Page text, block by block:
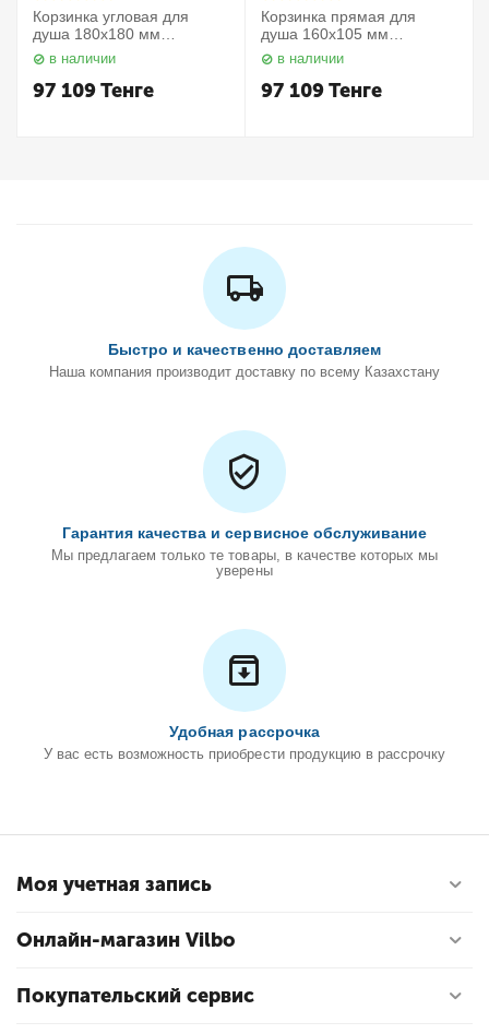
Корзинка угловая для
душа 180х180 мм
Elegance 11657010000
Keuco
в наличии
97 109Тенге
Корзинка прямая для
душа 160х105 мм
Elegance 11658010000
Keuco
в наличии
97 109Тенге
Быстро и качественно доставляем
Наша компания производит доставку по всему Казахстану
Гарантия качества и сервисное обслуживание
Мы предлагаем только те товары, в качестве которых мы
уверены
Удобная рассрочка
У вас есть возможность приобрести продукцию в рассрочку
Моя учетная запись
Онлайн-магазин Vilbo
Покупательский сервис